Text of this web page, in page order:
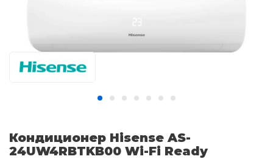
Кондиционер Hisense AS-
24UW4RBTKB00 Wi-Fi Ready